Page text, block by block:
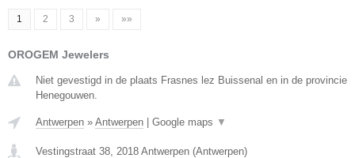
1 2 3 » »»
OROGEM Jewelers
Niet gevestigd in de plaats Frasnes lez Buissenal en in de provincie
Henegouwen.
Antwerpen » Antwerpen Google maps ▼
Vestingstraat 38, 2018 Antwerpen (Antwerpen)